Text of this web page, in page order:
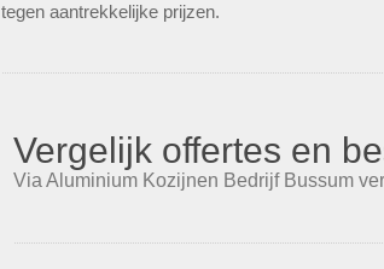
tegen aantrekkelijke prijzen.
Vergelijk offertes en
Via Aluminium Kozijnen Bedrijf Bussum